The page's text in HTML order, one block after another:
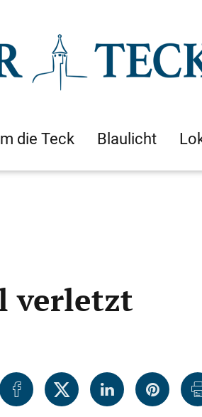
die Teck Blaulicht
verletzt